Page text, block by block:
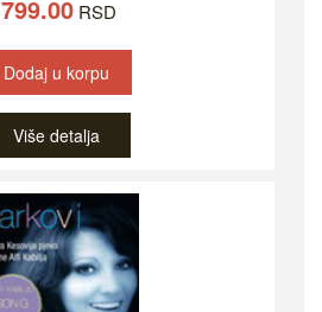
799.00 RSD
Dodaj u korpu
Više detalja